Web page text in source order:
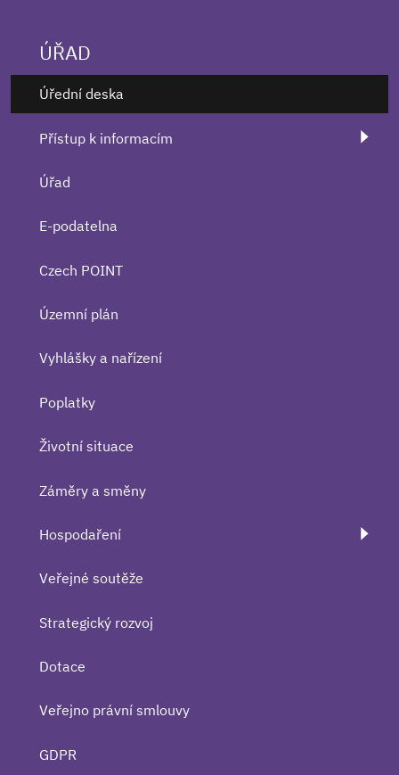
ÚŘAD
Úřední deska
Přístup k informacím
Úřad
E-podatelna
Czech POINT
Územní plán
Vyhlášky a nařízení
Poplatky
Životní situace
Záměry a směny
Hospodaření
Veřejné soutěže
Strategický rozvoj
Dotace
Veřejno právní smlouvy
GDPR